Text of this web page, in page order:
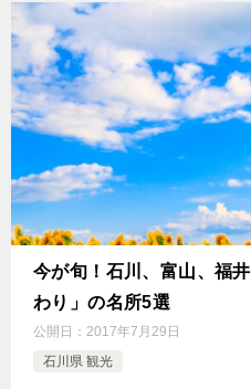
今が旬！石川、富山、福
わり」の名所5選
公開日： 2017年7月29日
石川県 観光